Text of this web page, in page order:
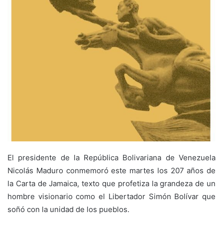
El presidente de la República Bolivariana de Venezuela
Nicolás Maduro conmemoró este martes los 207 años de
la Carta de Jamaica, texto que profetiza la grandeza de un
hombre visionario como el Libertador Simón Bolívar que
soñó con la unidad de los pueblos.